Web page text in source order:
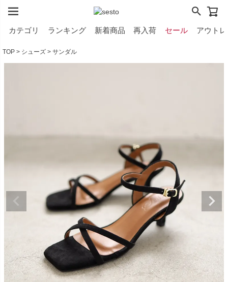
カテゴリ ランキング 新着商品 再入荷 セール アウト
TOP シューズ サンダル